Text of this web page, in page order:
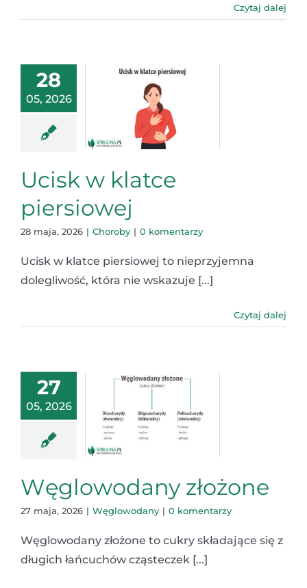
Czytaj dalej
28
05, 2026
Ucisk w klatce
piersiowej
28 maja, 2026 | Choroby | 0 komentarzy
Ucisk w klatce piersiowej to nieprzyjemna
dolegliwość, która nie wskazuje [...]
Czytaj dalej
27
05, 2026
Węglowodany złożone
27 maja, 2026 | Węglowodany | 0 komentarzy
Węglowodany złożone to cukry składające się z
długich łańcuchów cząsteczek [...]